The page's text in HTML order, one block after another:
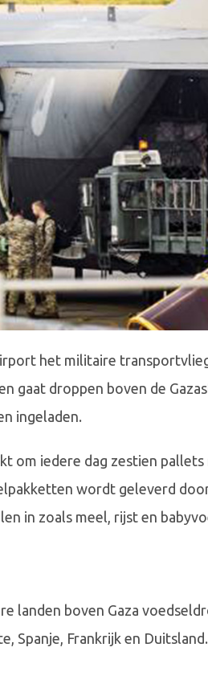
het militaire
gaat droppen boven de
ingeladen.
om iedere dag zestien
wordt geleverd
in zoals meel, rijst en
landen boven Gaza
Spanje, Frankrijk en Duitsland.